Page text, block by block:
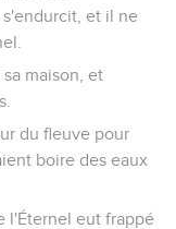
et il ne
maison, et
du fleuve pour
boire des eaux
l'Éternel eut frappé